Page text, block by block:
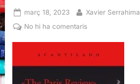
Posted
on
març 18, 2023 By
Xavier Serrahima
No hi ha comentarisa
Vol.